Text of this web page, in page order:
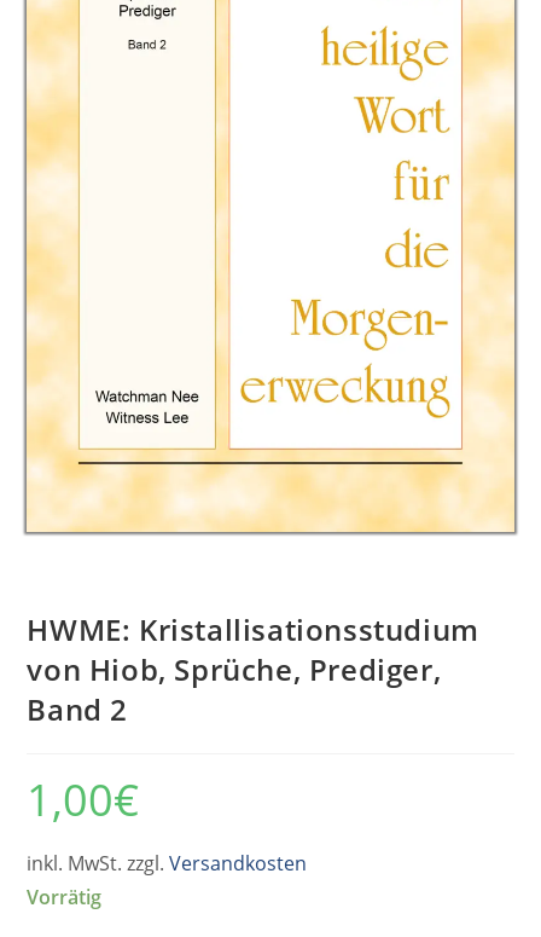
HWME: Kristallisationsstudium
von Hiob, Sprüche, Prediger,
Band 2
1,00€
inkl. MwSt. zzgl.Versandkosten
Vorrätig